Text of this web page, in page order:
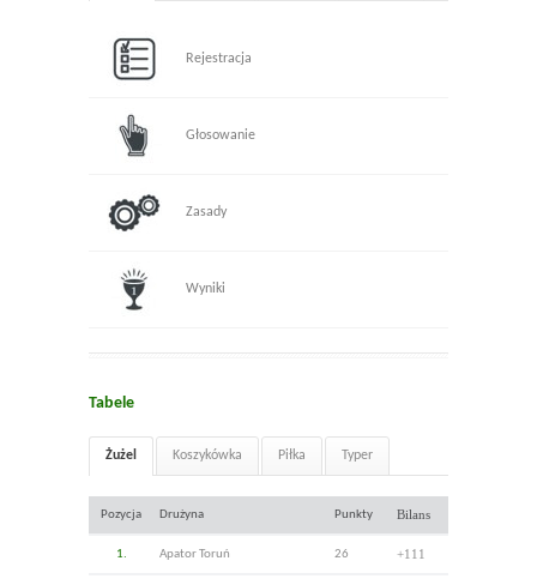
Rejestracja
Głosowanie
Zasady
Wyniki
Tabele
Żużel Koszykówka Piłka Typer
Pozycja Drużyna Punkty Bilans
1. Apator Toruń 26 +111